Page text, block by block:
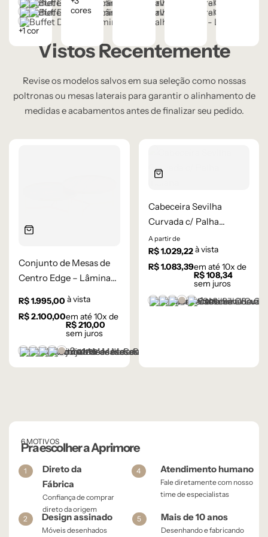
Castanho
Champanhe
Cinza Grafite Metalizado
Ébano
Lâmina Off-White
+1 cor
cores
Vistos Recentemente
Revise os modelos salvos em sua seleção como nossas
poltronas ou mesas laterais para garantir o alinhamento de
medidas e acabamentos antes de finalizar seu pedido.
Conjunto de Mesas de
Centro Edge – Lâmina
de Carvalho Natural
R$1.995,00 à vista
R$2.100,00em até10x de
R$210,00
sem juros
Castanho
Champanhe
Cinza Grafite Metalizado
Ébano
Lâmina Frapê
+2 cores
Cabeceira Sevilha
Curvada c/ Palha
Indiana
A partir de
R$1.029,22à vista
R$1.083,39em até10x de
R$108,34
sem juros
Castanho
Champanhe
Ébano
Lâmina Frapê
Lâmina Off-White
+1 cor
6 MOTIVOS
Pra escolher a Aprimore
1
Direto da
Fábrica
Confiança de comprar
direto da origem
4 Atendimento humano
Fale diretamente com nosso
time de especialistas
2 Design assinado
Móveis desenhados
5 Mais de 10 anos
Desenhando e fabricando